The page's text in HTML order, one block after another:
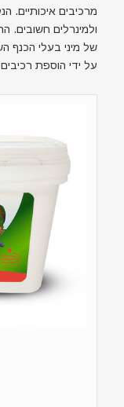
מרכיבים איכותיים.
ולמינרלים
של מיני בעלי הכנף
על ידי הוספת